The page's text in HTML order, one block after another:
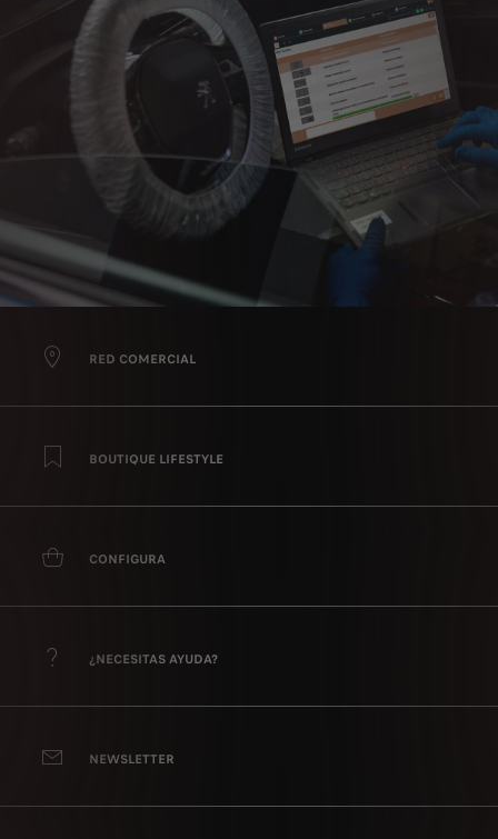
RED COMERCIAL
BOUTIQUE LIFESTYLE
CONFIGURA
¿NECESITAS AYUDA?
NEWSLETTER